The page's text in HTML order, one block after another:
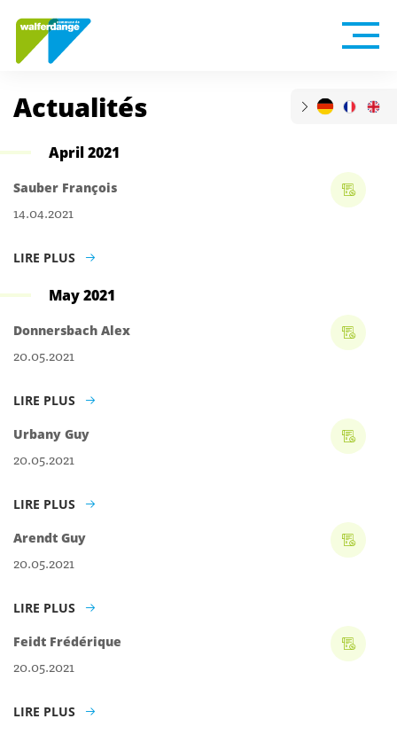
Actualités
April 2021
Sauber François
14.04.2021
LIRE PLUS
May 2021
Donnersbach Alex
20.05.2021
LIRE PLUS
Urbany Guy
20.05.2021
LIRE PLUS
Arendt Guy
20.05.2021
LIRE PLUS
Feidt Frédérique
20.05.2021
LIRE PLUS